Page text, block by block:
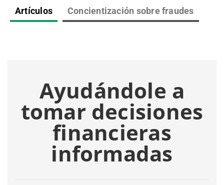
Artículos Concientización sobre fraudes
Ayudándole a
tomar decisiones
financieras
informadas